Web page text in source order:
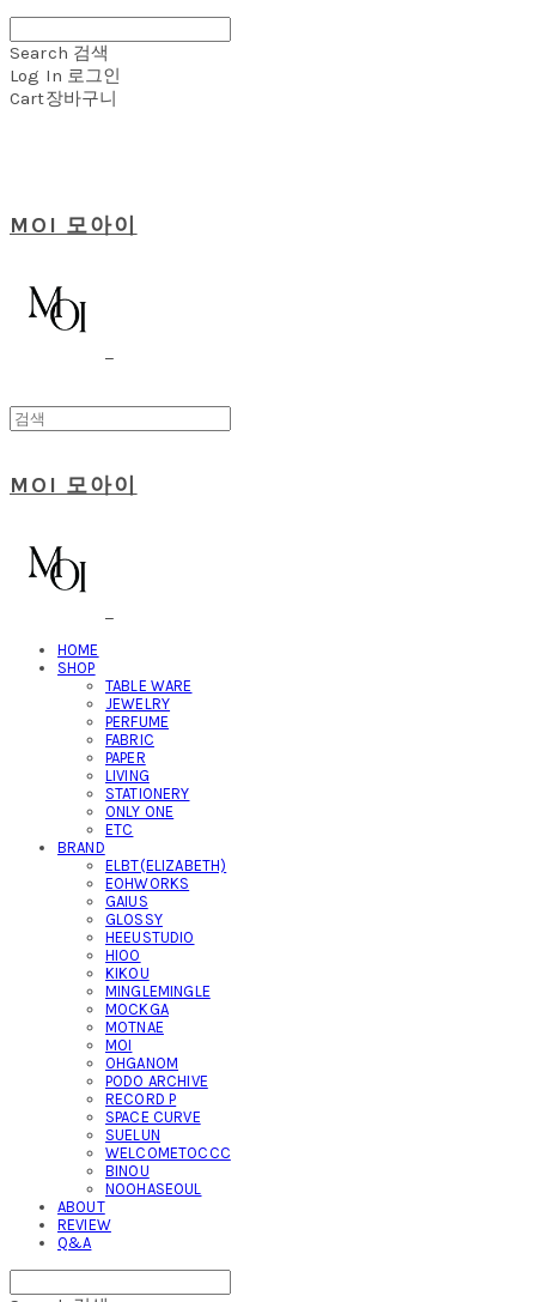
Search 검색
Log In 로그인
Cart장바구니
MOI 모아이
MOI 모아이
HOME
SHOP
TABLE WARE
JEWELRY
PERFUME
FABRIC
PAPER
LIVING
STATIONERY
ONLY ONE
ETC
BRAND
ELBT(ELIZABETH)
EOHWORKS
GAIUS
GLOSSY
HEEUSTUDIO
HIOO
KIKOU
MINGLEMINGLE
MOCKGA
MOTNAE
MOI
OHGANOM
PODO ARCHIVE
RECORD P
SPACE CURVE
SUELUN
WELCOMETOCCC
BINOU
NOOHASEOUL
ABOUT
REVIEW
Q&A